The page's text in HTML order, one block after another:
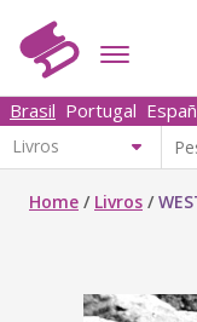
Brasil Portugal
Home / Livros /